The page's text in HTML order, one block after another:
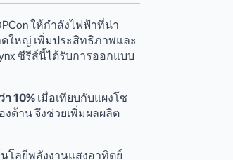
ให้กำลังไฟฟ้าที่น่า
ใหญ่ เพิ่มประสิทธิภาพและ
ซีรีส์นี้ได้รับการออกแบบ
10% เมื่อเทียบกับแผงโซ
งด้าน จึงช่วยเพิ่มผลผลิต
โลยีพลังงานแสงอาทิตย์